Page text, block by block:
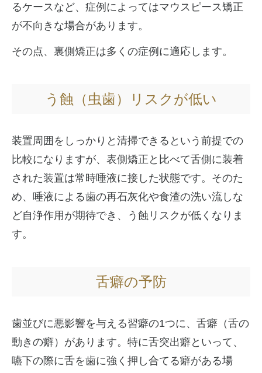
るケースなど、症例によってはマウスピース矯正
が不向きな場合があります。
その点、裏側矯正は多くの症例に適応します。
う蝕（虫歯）リスクが低い
装置周囲をしっかりと清掃できるという前提での
比較になりますが、表側矯正と比べて舌側に装着
された装置は常時唾液に接した状態です。そのた
め、唾液による歯の再石灰化や食渣の洗い流しな
ど自浄作用が期待でき、う蝕リスクが低くなりま
す。
舌癖の予防
歯並びに悪影響を与える習癖の1つに、舌癖（舌の
動きの癖）があります。特に舌突出癖といって、
嚥下の際に舌を歯に強く押し合てる癖がある場